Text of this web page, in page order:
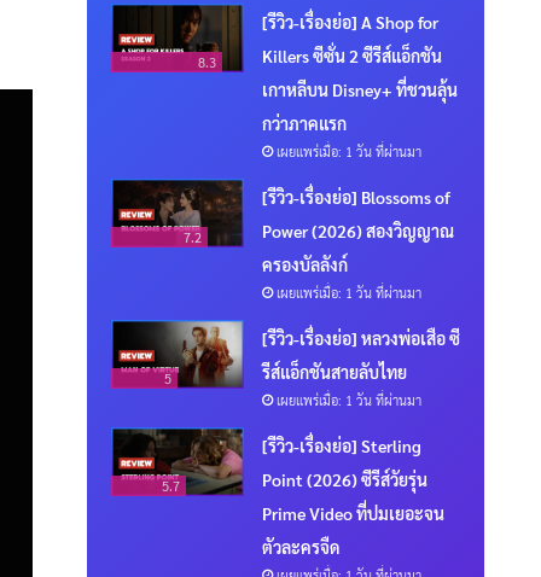
8.3
[รีวิว-เรื่องย่อ] A Shop for
Killers ซีซั่น 2 ซีรีส์แอ็กชัน
เกาหลีบน Disney+ ที่ชวนลุ้น
กว่าภาคแรก
เผยแพร่เมื่อ: 1 วัน ที่ผ่านมา
7.2
[รีวิว-เรื่องย่อ] Blossoms of
Power (2026) สองวิญญาณ
ครองบัลลังก์
เผยแพร่เมื่อ: 1 วัน ที่ผ่านมา
5
[รีวิว-เรื่องย่อ] หลวงพ่อเสือ ซี
รีส์แอ็กชันสายลับไทย
เผยแพร่เมื่อ: 1 วัน ที่ผ่านมา
5.7
[รีวิว-เรื่องย่อ] Sterling
Point (2026) ซีรีส์วัยรุ่น
Prime Video ที่ปมเยอะจน
ตัวละครจืด